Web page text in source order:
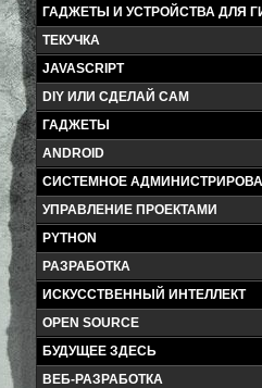
ГАДЖЕТЫ И УСТРОЙСТВА ДЛЯ
ТЕКУЧКА
JAVASCRIPT
DIY ИЛИ СДЕЛАЙ САМ
ГАДЖЕТЫ
ANDROID
СИСТЕМНОЕ
УПРАВЛЕНИЕ ПРОЕКТАМИ
PYTHON
РАЗРАБОТКА
ИСКУССТВЕННЫЙ ИНТЕЛЛЕКТ
OPEN SOURCE
БУДУЩЕЕ ЗДЕСЬ
ВЕБ-РАЗРАБОТКА